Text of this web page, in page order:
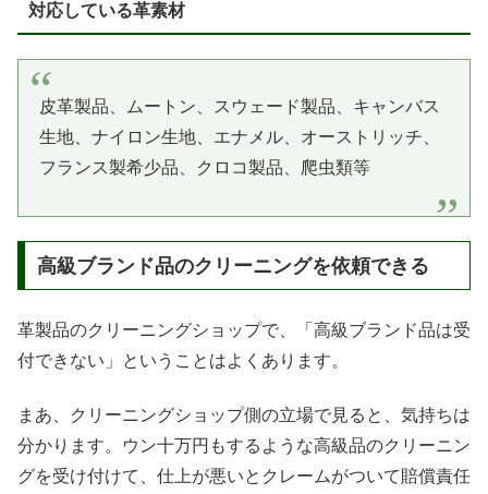
対応している革素材
皮革製品、ムートン、スウェード製品、キャンバス
生地、ナイロン生地、エナメル、オーストリッチ、
フランス製希少品、クロコ製品、爬虫類等
高級ブランド品のクリーニングを依頼できる
革製品のクリーニングショップで、「高級ブランド品は受
付できない」ということはよくあります。
まあ、クリーニングショップ側の立場で見ると、気持ちは
分かります。ウン十万円もするような高級品のクリーニン
グを受け付けて、仕上が悪いとクレームがついて賠償責任